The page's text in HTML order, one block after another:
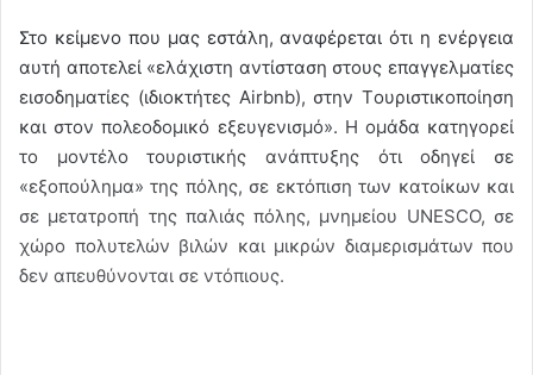
Στο κείμενο που μας εστάλη, αναφέρεται ότι η ενέργεια
αυτή αποτελεί «ελάχιστη αντίσταση στους επαγγελματίες
εισοδηματίες (ιδιοκτήτες Airbnb), στην Tουριστικοποίηση
και στον πολεοδομικό εξευγενισμό». Η ομάδα κατηγορεί
το μοντέλο τουριστικής ανάπτυξης ότι οδηγεί σε
«εξοπούλημα» της πόλης, σε εκτόπιση των κατοίκων και
σε μετατροπή της παλιάς πόλης, μνημείου UNESCO, σε
χώρο πολυτελών βιλών και μικρών διαμερισμάτων που
δεν απευθύνονται σε ντόπιους.